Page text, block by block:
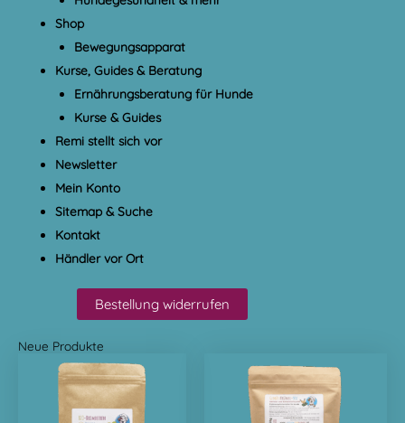
Shop
Bewegungsapparat
Kurse, Guides & Beratung
Ernährungsberatung für Hunde
Kurse & Guides
Remi stellt sich vor
Newsletter
Mein Konto
Sitemap & Suche
Kontakt
Händler vor Ort
Bestellung widerrufen
Neue Produkte